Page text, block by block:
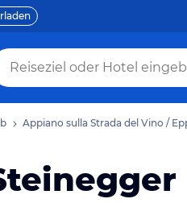
Appiano sulla Strada del Vino /